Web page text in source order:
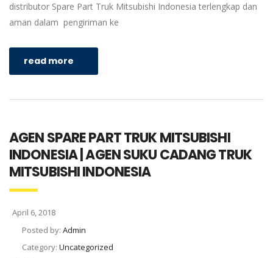
distributor Spare Part Truk Mitsubishi Indonesia terlengkap dan
aman dalam pengiriman ke
read more
AGEN SPARE PART TRUK MITSUBISHI
INDONESIA | AGEN SUKU CADANG TRUK
MITSUBISHI INDONESIA
April 6, 2018
Posted by: Admin
Category: Uncategorized